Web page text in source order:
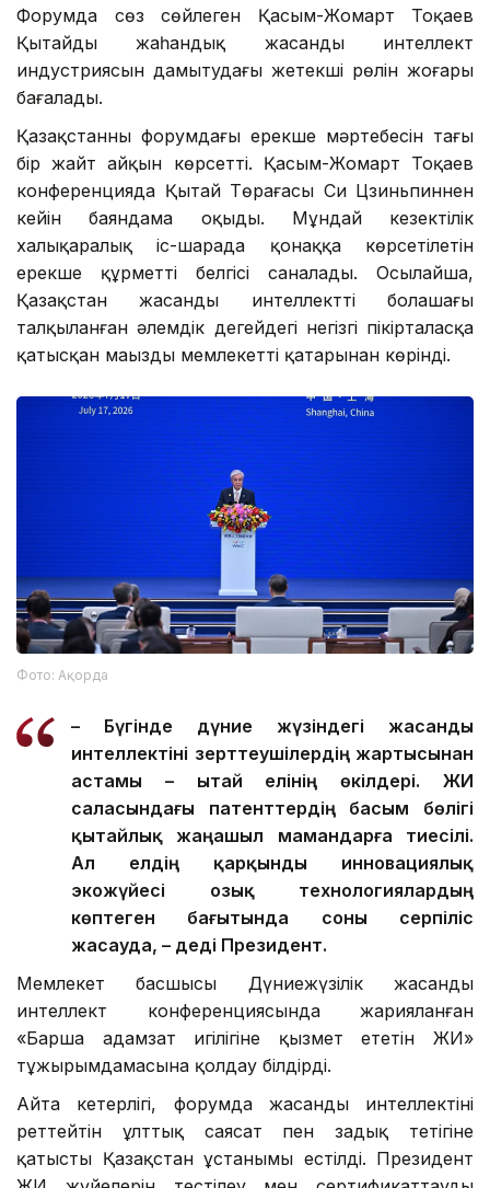
Форумда сөз сөйлеген Қасым-Жомарт Тоқаев
Қытайдың жаһандық жасанды интеллект
индустриясын дамытудағы жетекші рөлін жоғары
бағалады.
Қазақстанның форумдағы ерекше мәртебесін тағы
бір жайт айқын көрсетті. Қасым-Жомарт Тоқаев
конференцияда Қытай Төрағасы Си Цзиньпиннен
кейін баяндама оқыды. Мұндай кезектілік
халықаралық іс-шарада қонаққа көрсетілетін
ерекше құрметтің белгісі саналады. Осылайша,
Қазақстан жасанды интеллекттің болашағы
талқыланған әлемдік деңгейдегі негізгі пікірталасқа
қатысқан маңызды мемлекеттің қатарынан көрінді.
Фото: Ақорда
– Бүгінде дүние жүзіндегі жасанды
интеллектіні зерттеушілердің жартысынан
астамы – Қытай елінің өкілдері. ЖИ
саласындағы патенттердің басым бөлігі
қытайлық жаңашыл мамандарға тиесілі.
Ал елдің қарқынды инновациялық
экожүйесі озық технологиялардың
көптеген бағытында соны серпіліс
жасауда, – деді Президент.
Мемлекет басшысы Дүниежүзілік жасанды
интеллект конференциясында жарияланған
«Барша адамзат игілігіне қызмет ететін ЖИ»
тұжырымдамасына қолдау білдірді.
Айта кетерлігі, форумда жасанды интеллектіні
реттейтін ұлттық саясат пен заңдық тетігіне
қатысты Қазақстан ұстанымы естілді. Президент